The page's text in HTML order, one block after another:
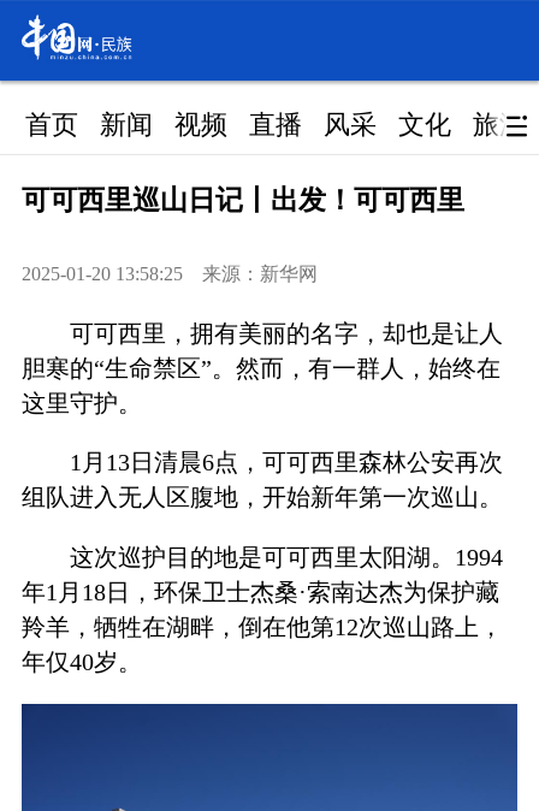
首页 新闻 视频 直播 风采 文化 旅游
可可西里巡山日记丨出发！可可西里
2025-01-20 13:58:25 来源：新华网
可可西里，拥有美丽的名字，却也是让人
胆寒的“生命禁区”。然而，有一群人，始终在
这里守护。
1月13日清晨6点，可可西里森林公安再次
组队进入无人区腹地，开始新年第一次巡山。
这次巡护目的地是可可西里太阳湖。1994
年1月18日，环保卫士杰桑·索南达杰为保护藏
羚羊，牺牲在湖畔，倒在他第12次巡山路上，
年仅40岁。